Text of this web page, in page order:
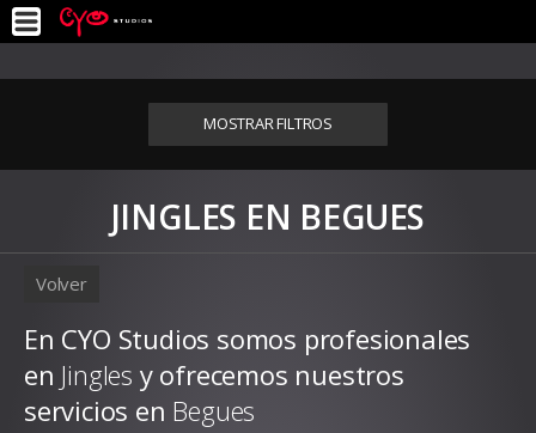
MOSTRAR FILTROS
JINGLES EN BEGUES
Volver
En CYO Studios somos profesionales
en Jingles y ofrecemos nuestros
servicios en Begues